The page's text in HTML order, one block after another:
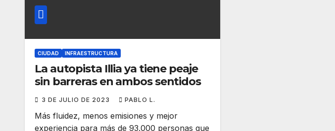
CIUDAD INFRAESTRUCTURA
La autopista Illia ya tiene peaje
sin barreras en ambos sentidos
3 DE JULIO DE 2023 PABLO L.
Más fluidez, menos emisiones y mejor
experiencia para más de 93.000 personas que